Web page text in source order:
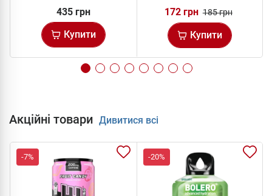
435 грн
Купити
172 грн 185 грн
Купити
Акційні товари Дивитися всі
-7% -20%